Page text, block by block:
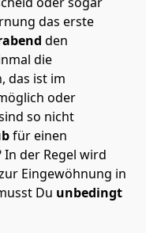
das erste
den
die
das ist im
oder
so nicht
für einen
In der Regel wird
Eingewöhnung in
Du unbedingt